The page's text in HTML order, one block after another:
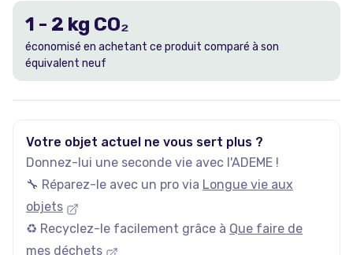
1 - 2 kg CO₂
économisé en achetant ce produit comparé à son
équivalent neuf
Votre objet actuel ne vous sert plus ?
Donnez-lui une seconde vie avec l'ADEME !
🔧 Réparez-le avec un pro via Longue vie aux
objets
♻️ Recyclez-le facilement grâce à Que faire de
mes déchets